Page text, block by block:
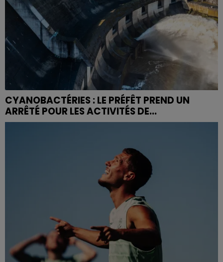
CYANOBACTÉRIES : LE PRÉFÊT PREND UN
ARRÊTÉ POUR LES ACTIVITÉS DE...